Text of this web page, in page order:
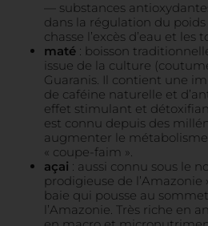
— substances
dans la régulation du
chasse l’excès d’eau et les
maté : boisson
issue de la culture
Guaranis. Il contient une
de caféine naturelle et
effet stimulant et
est connu depuis des
augmenter le métabolisme
« coupe-faim ».
açai : aussi connu sous le
prodigieuse de l’Amazonie
baie qui pousse au
l’Amazonie. Très riche en